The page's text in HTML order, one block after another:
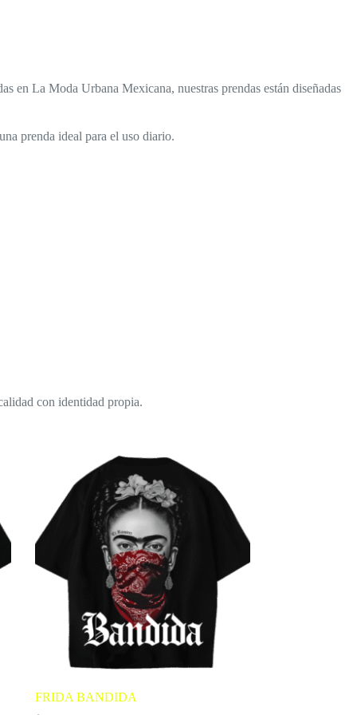
en La Moda Urbana Mexicana, nuestras prendas están diseñadas
prenda ideal para el uso diario.
con identidad propia.
FRIDA BANDIDA